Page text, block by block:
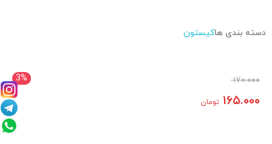
دسته بندی هاکیستون
3% ۱۷۰.۰۰۰
۱۶۵.۰۰۰ تومان